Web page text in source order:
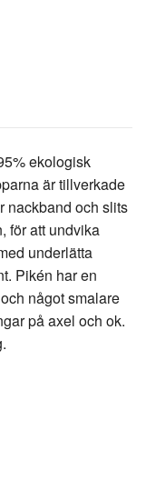
ekologisk
är tillverkade
nackband och slits
för att undvika
underlätta
Pikén har en
något smalare
på axel och ok.